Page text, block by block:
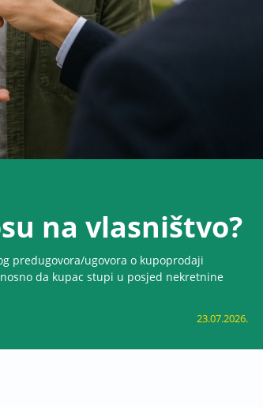
na vlasništvo?
predugovora/ugovora o kupoprodaji
da kupac stupi u posjed nekretnine
23.07.2026.